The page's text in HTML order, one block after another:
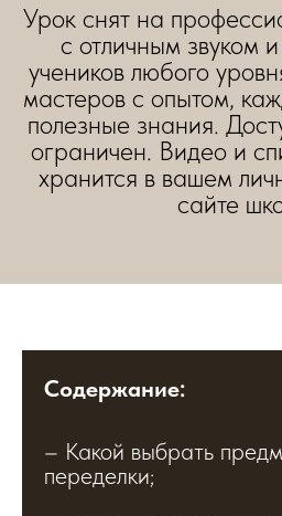
Урок снят на
с отличным звуком
учеников любого
мастеров с опытом,
полезные знания.
ограничен. Видео и
хранится в вашем
сайте
Содержание:
– Какой выбрать
переделки;